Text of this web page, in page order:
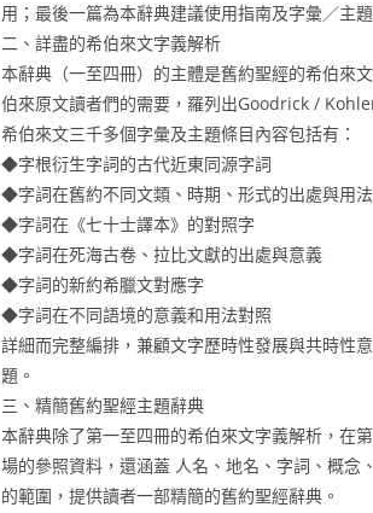
用；最後一篇為本辭典建議使用指南及字彙／主
二、詳盡的希伯來文字義解析
本辭典（一至四冊）的主體是舊約聖經的希伯來
伯來原文讀者們的需要，羅列出Goodrick /
希伯來文三千多個字彙及主題條目內容包括有：
◆字根衍生字詞的古代近東同源字詞
◆字詞在舊約不同文類、時期、形式的出處與用法
◆字詞在《七十士譯本》的對照字
◆字詞在死海古卷、拉比文獻的出處與意義
◆字詞的新約希臘文對應字
◆字詞在不同語境的意義和用法對照
詳細而完整編排，兼顧文字歷時性發展與共時性
題。
三、精簡舊約聖經主題辭典
本辭典除了第一至四冊的希伯來文字義解析，在
場的參照資料，還涵蓋 人名、地名、字詞、概
的範圍，提供讀者一部精簡的舊約聖經辭典。